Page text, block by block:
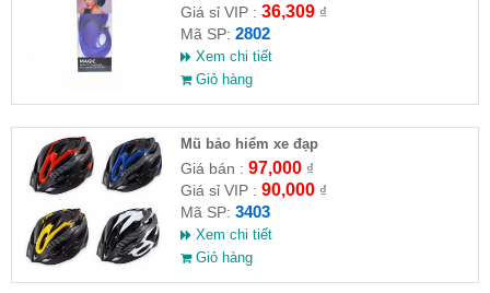
Giá sỉ VIP : 36,309₫
Mã SP: 2802
Xem chi tiết
Giỏ hàng
Mũ bảo hiểm xe đạp
Giá bán : 97,000₫
Giá sỉ VIP : 90,000₫
Mã SP: 3403
Xem chi tiết
Giỏ hàng